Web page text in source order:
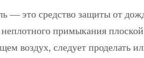
— это средство защиты от
неплотного примыкания
воздух, следует проделать